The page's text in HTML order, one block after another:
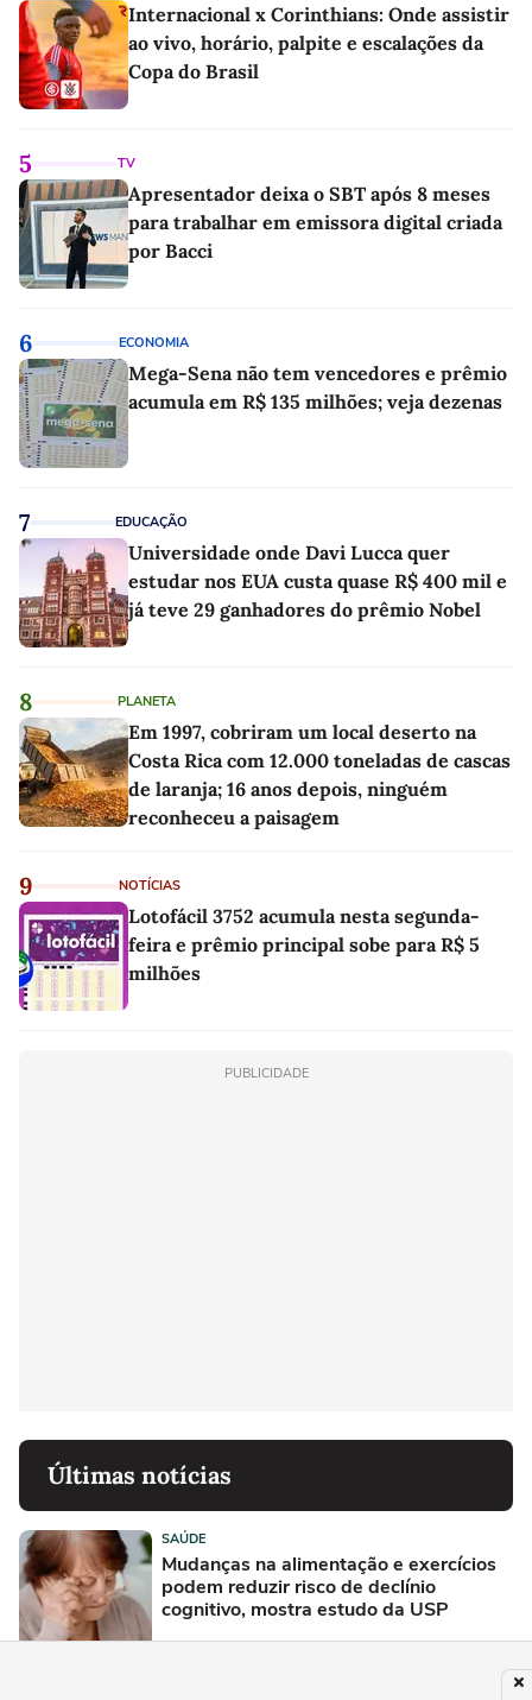
Internacional x Corinthians: Onde assistir
ao vivo, horário, palpite e escalações da
Copa do Brasil
5 TV
Apresentador deixa o SBT após 8 meses
para trabalhar em emissora digital criada
por Bacci
6 ECONOMIA
Mega-Sena não tem vencedores e prêmio
acumula em R$ 135 milhões; veja dezenas
7 EDUCAÇÃO
Universidade onde Davi Lucca quer
estudar nos EUA custa quase R$ 400 mil e
já teve 29 ganhadores do prêmio Nobel
8 PLANETA
Em 1997, cobriram um local deserto na
Costa Rica com 12.000 toneladas de cascas
de laranja; 16 anos depois, ninguém
reconheceu a paisagem
9 NOTÍCIAS
Lotofácil 3752 acumula nesta segunda-
feira e prêmio principal sobe para R$ 5
milhões
PUBLICIDADE
Últimas notícias
SAÚDE
Mudanças na alimentação e exercícios
podem reduzir risco de declínio
cognitivo, mostra estudo da USP